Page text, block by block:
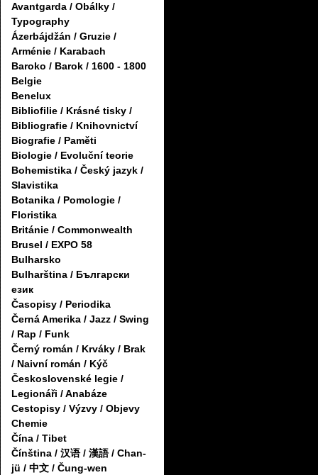
Avantgarda / Obálky /
Typography
Ázerbájdžán / Gruzie /
Arménie / Karabach
Baroko / Barok / 1600 - 1800
Belgie
Benelux
Bibliofilie / Krásné tisky /
Bibliografie / Knihovnictví
Biografie / Paměti
Biologie / Evoluční teorie
Bohemistika / Český jazyk /
Slavistika
Botanika / Pomologie /
Floristika
Británie / Commonwealth
Brusel / EXPO 58
Bulharsko
Bulharština / Български
език
Časopisy / Periodika
Černá Amerika / Jazz / Swing
/ Rap / Funk
Černý román / Krváky / Brak
/ Naivní román / Kýč
Československé legie /
Legionáři / Anabáze
Cestopisy / Výzvy / Objevy
Chemie
Čína / Tibet
Čínština / 汉语 / 漢語 / Chan-
jü / 中文 / Čung-wen